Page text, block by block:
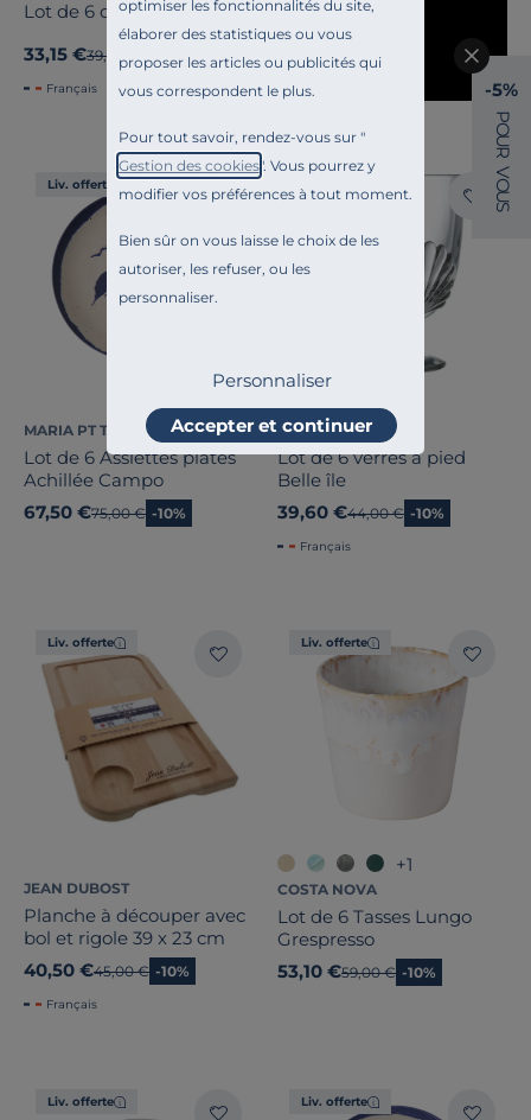
optimiser les fonctionnalités du site,
élaborer des statistiques ou vous
proposer les articles ou publicités qui
vous correspondent le plus.
Pour tout savoir, rendez-vous sur "
Gestion des cookies". Vous pourrez y
modifier vos préférences à tout moment.
Bien sûr on vous laisse le choix de les
autoriser, les refuser, ou les
personnaliser.
Personnaliser
Accepter et continuer
Lot de 6 coupes Périgord
33,15 €Ancien prix
39,00 €
Français
Liv. offerte
MARIA PT TERRACOTA
Lot de 6 Assiettes plates
Achillée Campo
67,50 €Ancien prix
75,00 € -10%
LA ROCHERE
Lot de 6 verres à pied
Belle île
39,60 €Ancien prix
44,00 € -10%
Français
Liv. offerte
JEAN DUBOST
Planche à découper avec
bol et rigole 39 x 23 cm
40,50 €Ancien prix
45,00 € -10%
Français
Liv. offerte
+1
COSTA NOVA
Lot de 6 Tasses Lungo
Grespresso
53,10 €Ancien prix
59,00 € -10%
Liv. offerte Liv. offerte
-5%
P
O
U
R
V
O
U
S